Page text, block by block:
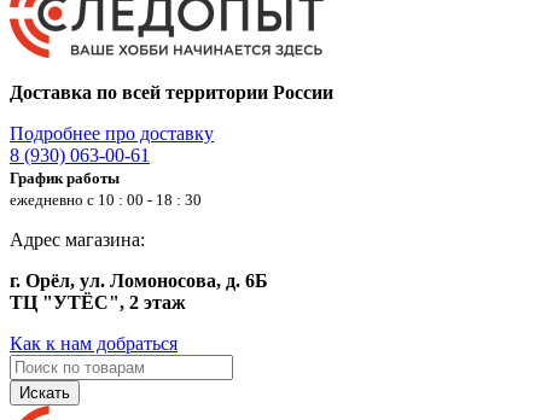
Доставка по всей территории России
Подробнее про доставку
8 (930) 063-00-61
График работы
ежедневно с 10 : 00 - 18 : 30
Адрес магазина:
г. Орёл, ул. Ломоносова, д. 6Б
ТЦ "УТЁС", 2 этаж
Как к нам добраться
Искать